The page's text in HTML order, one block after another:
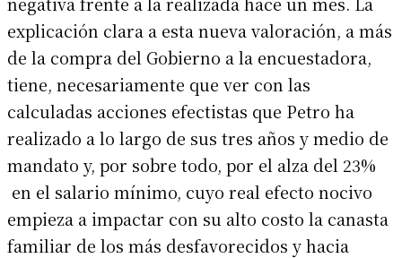
explicación clara a esta nueva valoración, a más
de la compra del Gobierno a la encuestadora,
tiene, necesariamente que ver con las
calculadas acciones efectistas que Petro ha
realizado a lo largo de sus tres años y medio de
mandato y, por sobre todo, por el alza del 23%
en el salario mínimo, cuyo real efecto nocivo
empieza a impactar con su alto costo la canasta
familiar de los más desfavorecidos y hacia